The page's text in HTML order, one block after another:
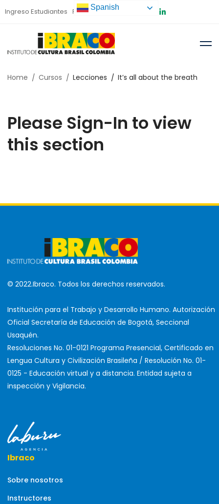
Ingreso Estudiantes Preinscripción
Home Cursos Lecciones It’s all about the breath
Please Sign-In to view
this section
© 2022.Ibraco. Todos los derechos reservados.
Institución para el Trabajo y Desarrollo Humano. Autorización
Oficial Secretaría de Educación de Bogotá, Seccional
Usaquén.
Resoluciones No. 01-0121 Programa Presencial, Certificado en
Lengua Cultura y Civilización Brasileña / Resolución No. 01-
0125 - Educación virtual y a distancia. Entidad sujeta a
inspección y Vigilancia.
Ibraco
Sobre nosotros
Instructores
Spanish